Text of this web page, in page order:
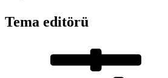
Tema editörü